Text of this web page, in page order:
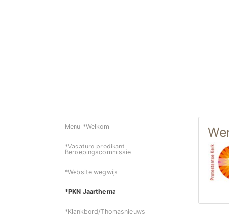
Menu *Welkom
*Vacature predikant
Beroepingscommissie
*Website wegwijs
*PKN Jaarthema
*Klankbord/Thomasnieuws